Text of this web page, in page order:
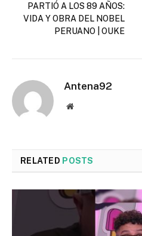
PARTIÓ A LOS 89 AÑOS:
VIDA Y OBRA DEL NOBEL
PERUANO | OUKE
Antena92
Website
RELATED POSTS